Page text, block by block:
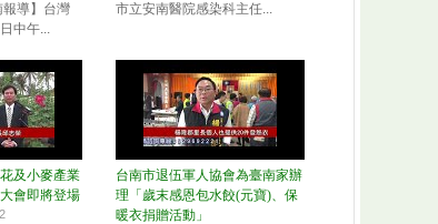
報導】台灣
中午...
市立安南醫院感染科主任...
及小麥產業
會即將登場
台南市退伍軍人協會為臺南家辦
理「歲末感恩包水餃(元寶)、保
暖衣捐贈活動」